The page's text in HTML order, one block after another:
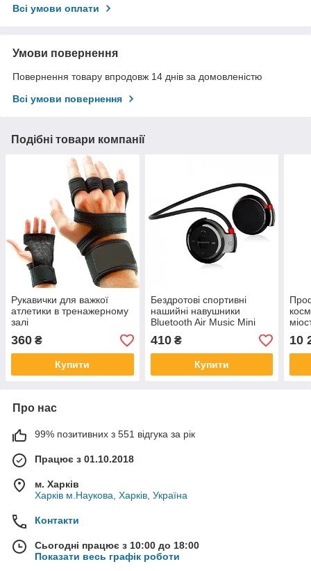
Всі умови оплати
Умови повернення
Повернення товару впродовж 14 днів за домовленістю
Всі умови повернення
Подібні товари компанії
Рукавички для важкої
атлетики в тренажерному
залі
360 ₴
Купити
Бездротові спортивні
нашийні навушники
Bluetooth Air Music Mini
503 Чорні
410₴
Купити
10
Про нас
99% позитивних з 551 відгука за рік
Працює з 01.10.2018
м. Харків
Харків м.Наукова, Харків, Україна
Контакти
Сьогодні працює з 10:00 до 18:00
Показати весь графік роботи